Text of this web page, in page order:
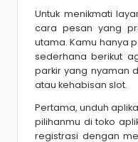
Untuk menikmati
cara pesan yang
utama. Kamu hanya
sederhana berikut
parkir yang nyaman
atau kehabisan slot.
Pertama, unduh
pilihanmu di toko
registrasi dengan